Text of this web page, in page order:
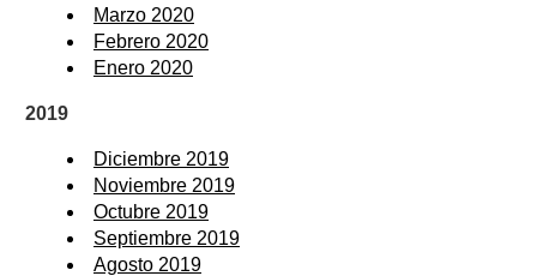
Marzo 2020
Febrero 2020
Enero 2020
2019
Diciembre 2019
Noviembre 2019
Octubre 2019
Septiembre 2019
Agosto 2019